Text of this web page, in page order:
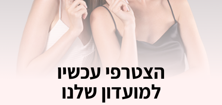
הצטרפי עכשיו
למועדון שלנו